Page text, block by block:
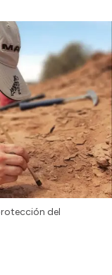
del